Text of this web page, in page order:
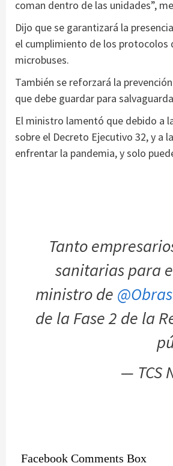
coman dentro de las unidades”,
Dijo que se garantizará la
el cumplimiento de los protocolos
microbuses.
También se reforzará la
que debe guardar para
El ministro lamentó que debido a
sobre el Decreto Ejecutivo 32, y a
enfrentar la pandemia, y solo
Tanto
sanitarias para
ministro de
de la Fase 2 de la
— TCS
Facebook Comments Box